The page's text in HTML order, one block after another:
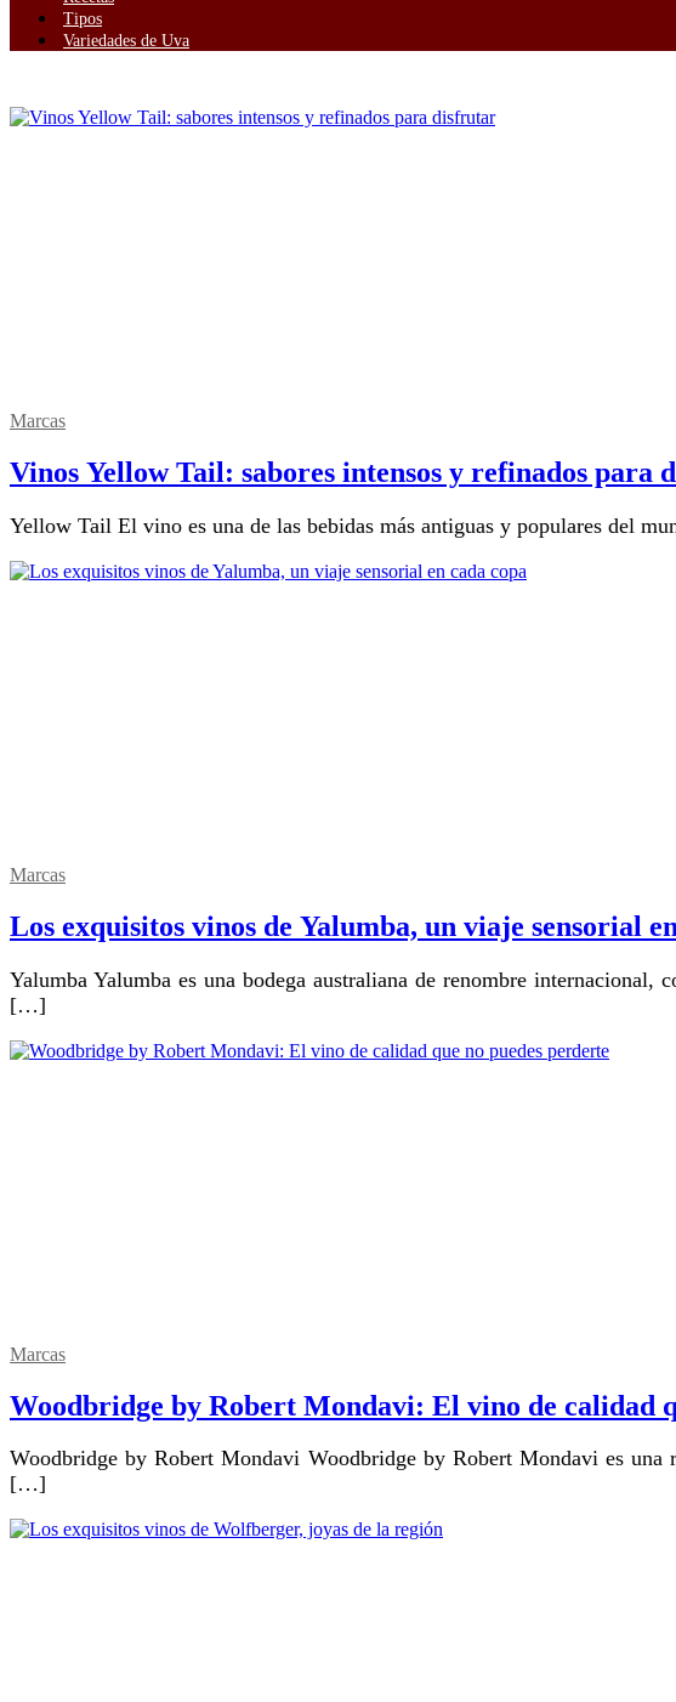
Tipos
Variedades de Uva
Marcas
Vinos Yellow Tail: sabores intensos y refinados para
Yellow Tail El vino es una de las bebidas más antiguas y populares del
Marcas
Los exquisitos vinos de Yalumba, un viaje sensorial
Yalumba Yalumba es una bodega australiana de renombre internacional, conocida por su excelencia en la producción de vinos de calidad. Fundada en 1849 en el Valle de Barossa,
[…]
Marcas
Woodbridge by Robert Mondavi: El vino de calidad
Woodbridge by Robert Mondavi Woodbridge by Robert Mondavi es una reconocida bodega de vinos con una larga tradición en la producción de vinos de calidad. Fundada por el
[…]